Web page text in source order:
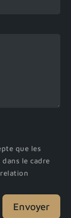
que les
le cadre
Envoyer